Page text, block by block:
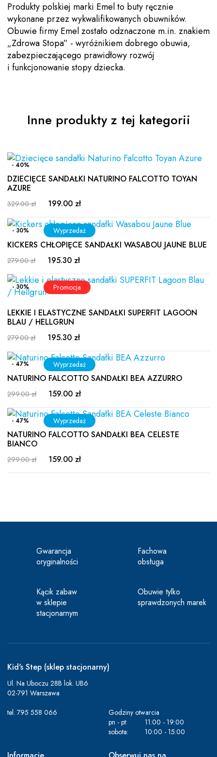
Produkty polskiej marki Emel to buty ręcznie
wykonane przez wykwalifikowanych obuwników.
Obuwie firmy Emel zostało odznaczone m.in. znakiem
„Zdrowa Stopa” - wyróżnikiem dobrego obuwia,
zabezpieczającego prawidłowy rozwój
i funkcjonowanie stopy dziecka.
Inne produkty z tej kategorii
- 40%
DZIECIĘCE SANDAŁKI NATURINO FALCOTTO TOYAN
AZURE
329.00 zł 199.00 zł
- 30%
KICKERS CHŁOPIĘCE SANDAŁKI WASABOU JAUNE BLUE
279.00 zł 195.30 zł
- 30%
LEKKIE I ELASTYCZNE SANDAŁKI SUPERFIT LAGOON
BLAU / HELLGRUN
279.00 zł 195.30 zł
- 47%
NATURINO FALCOTTO SANDAŁKI BEA AZZURRO
299.00 zł 159.00 zł
- 47%
NATURINO FALCOTTO SANDAŁKI BEA CELESTE
BIANCO
299.00 zł 159.00 zł
Gwarancja
oryginalności
Fachowa
obsługa
Kącik zabaw
w sklepie
stacjonarnym
Obuwie tylko
sprawdzonych marek
Kid's Step (sklep stacjonarny)
Ul. Na Uboczu 28B lok. UB6
02-791 Warszawa
tel. 795 558 066
Godziny otwarcia
pn - pt:
11:00 - 19:00
sobota:
10:00 - 15:00